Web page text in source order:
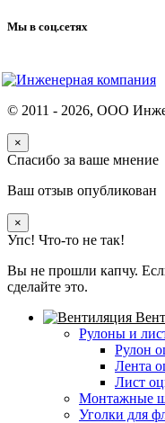
Мы в соц.сетях
© 2011 - 2026, ООО
×
Спасибо за ваше мнение
Ваш отзыв опубликован
×
Упс! Что-то не так!
Вы не прошли капчу.
сделайте это.
Рулоны и
Рулон
Лента
Лист
Монтажные
Уголки для